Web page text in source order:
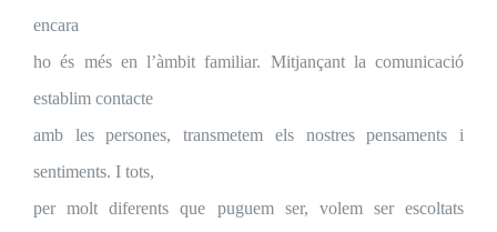
encara
ho és més en l’àmbit familiar. Mitjançant la comunicació
establim contacte
amb les persones, transmetem els nostres pensaments i
sentiments. I tots,
per molt diferents que puguem ser, volem ser escoltats